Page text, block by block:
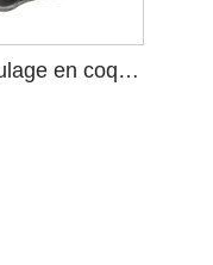
Moulage en coquille pour bras de bascule de soupape